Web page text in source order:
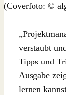
(Coverfoto: ©
verstaubt
Tipps und
Ausgabe
lernen